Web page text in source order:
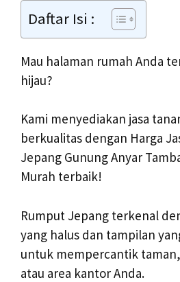
Daftar Isi :
Mau halaman rumah Anda
hijau?
Kami menyediakan jasa
berkualitas dengan Harga
Jepang Gunung Anyar
Murah terbaik!
Rumput Jepang terkenal
yang halus dan tampilan
untuk mempercantik
atau area kantor Anda.